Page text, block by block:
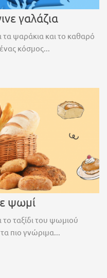
γαλάζια
τα ψαράκια και το καθαρό
κόσμος...
ψωμί
το ταξίδι του ψωμιού
πιο γνώριμα...